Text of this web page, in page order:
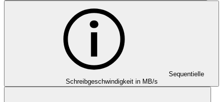
Sequentielle
Schreibgeschwindigkeit in MB/s